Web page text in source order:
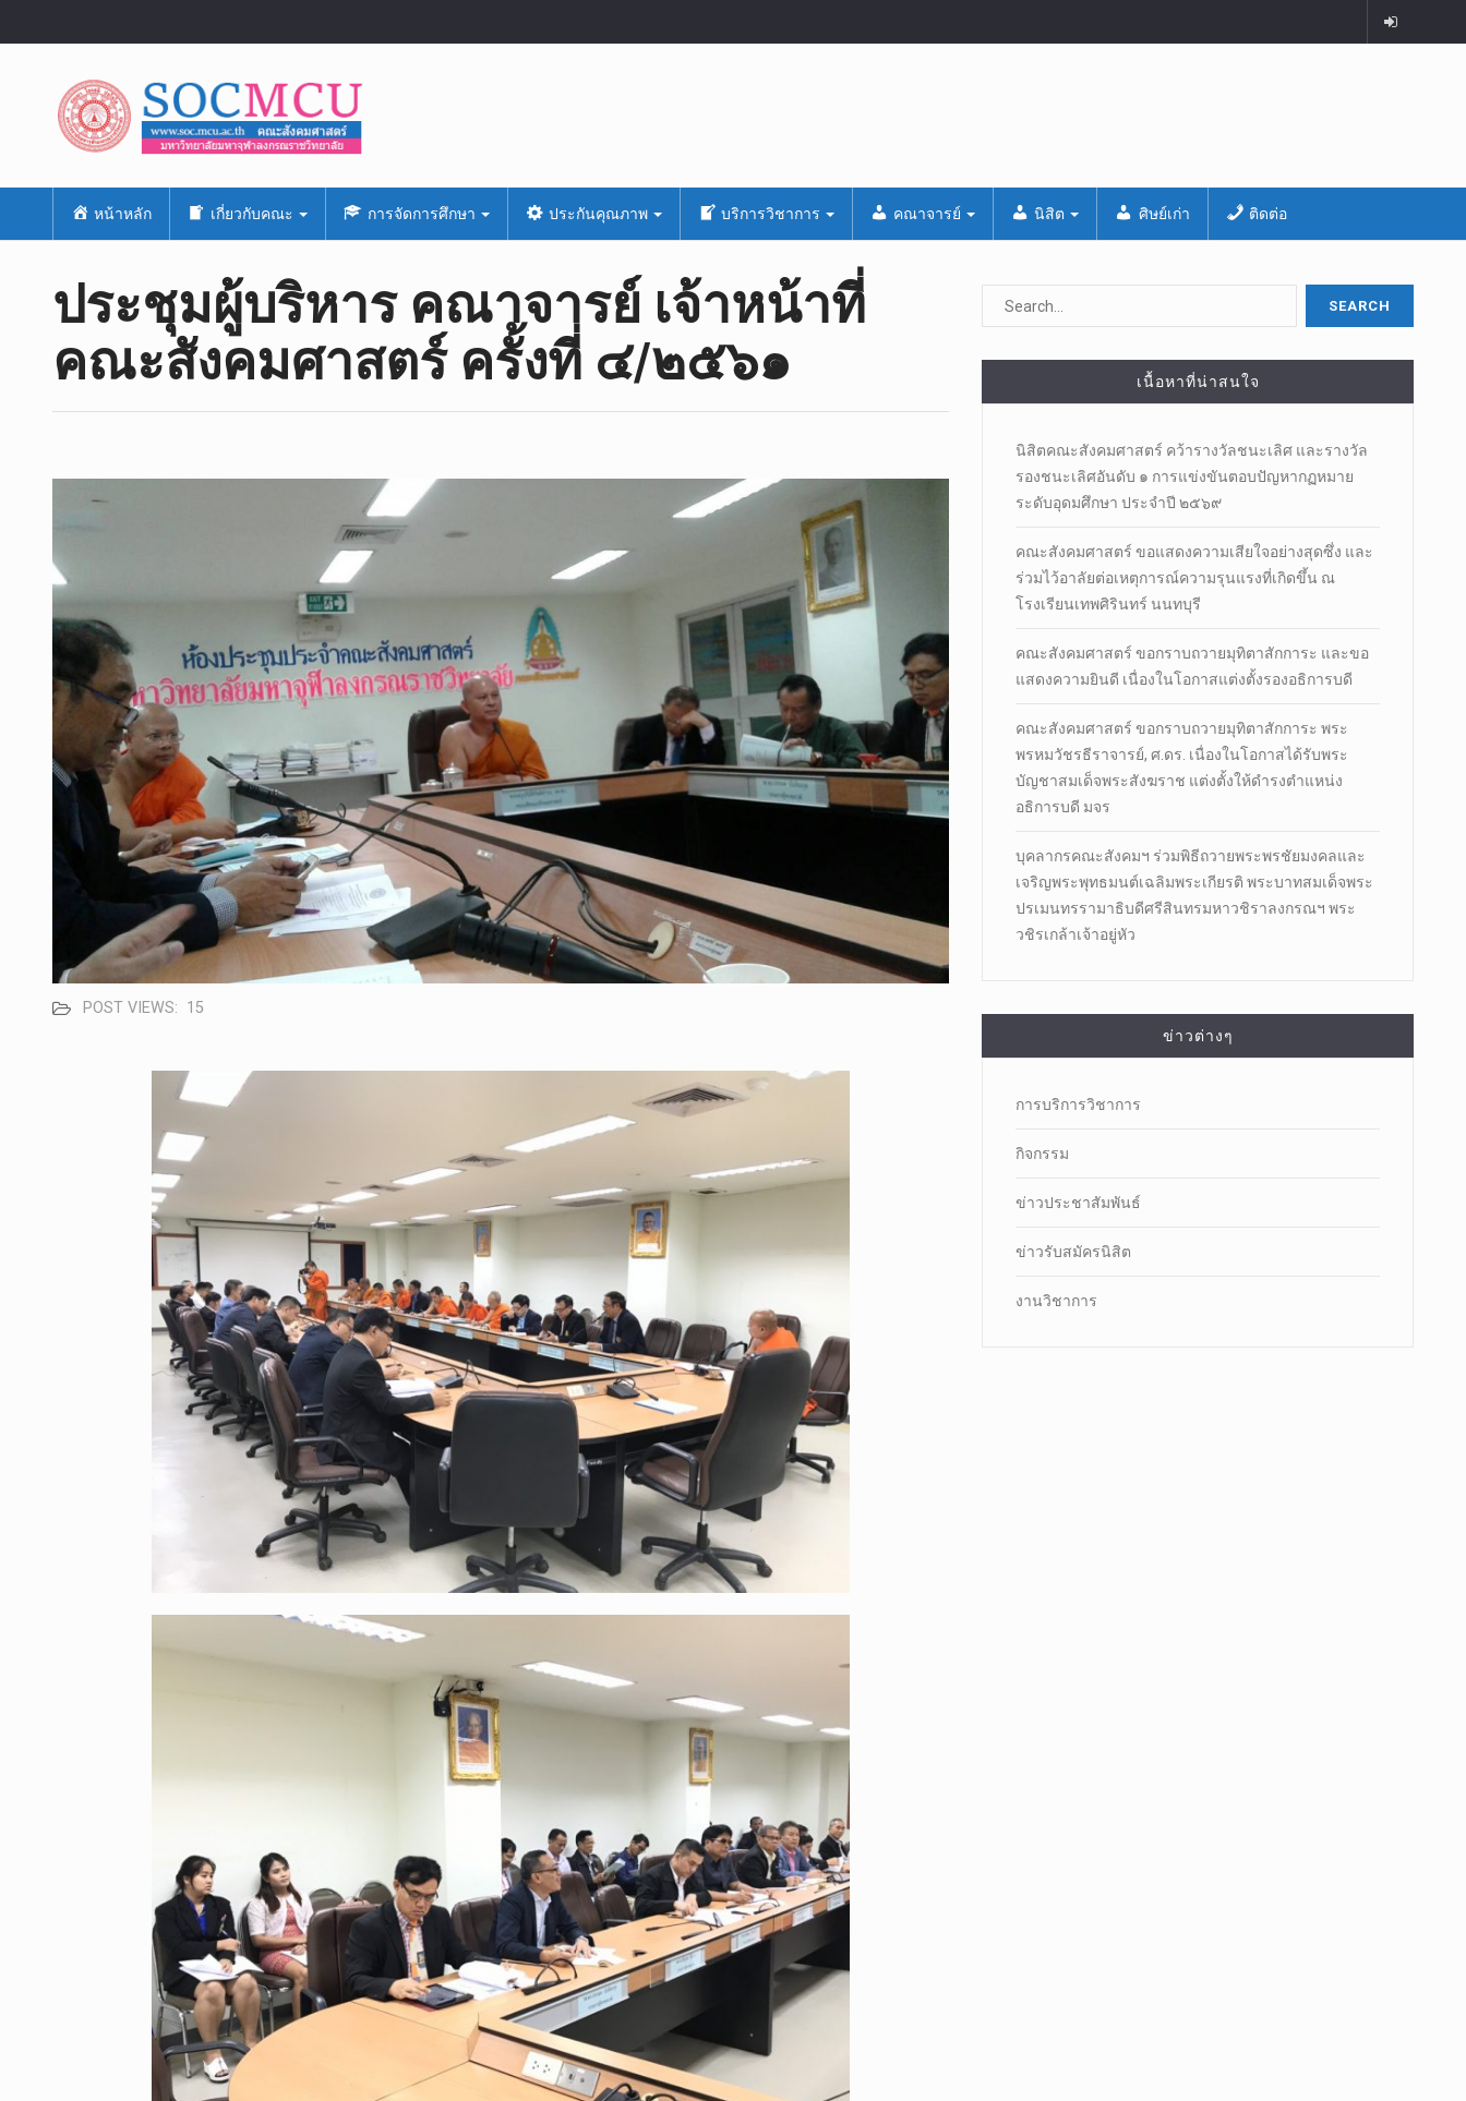
หน้าหลัก เกี่ยวกับคณะ การจัดการศึกษา ประกันคุณภาพ บริการวิชาการ คณาจารย์ นิสิต ศิษย์เก่า ติดต่อ
ประชุมผู้บริหาร คณาจารย์ เจ้าหน้าที่
คณะสังคมศาสตร์ ครั้งที่ ๔/๒๕๖๑
POST VIEWS: 15
เนื้อหาที่น่าสนใจ
นิสิตคณะสังคมศาสตร์​ คว้ารางวัลชนะเลิศ และรางวัล
รองชนะเลิศอันดับ ๑ การแข่งขันตอบปัญหากฏหมาย
ระดับอุดมศึกษา ประจำปี ๒๕๖๙
คณะสังคมศาสตร์ ขอแสดงความเสียใจอย่างสุดซึ่ง และ
ร่วมไว้อาลัยต่อเหตุการณ์ความรุนแรงที่เกิดขึ้น ณ
โรงเรียนเทพศิรินทร์ นนทบุรี
คณะสังคมศาสตร์ ขอกราบถวายมุทิตาสักการะ และขอ
แสดงความยินดี เนื่องในโอกาสแต่งตั้งรองอธิการบดี
คณะสังคมศาสตร์ ขอกราบถวายมุทิตาสักการะ พระ
พรหมวัชรธีราจารย์, ศ.ดร. เนื่องในโอกาสได้รับพระ
บัญชาสมเด็จพระสังฆราช แต่งตั้งให้ดำรงตำแหน่ง
อธิการบดี มจร
บุคลากรคณะสังคมฯ ร่วมพิธีถวายพระพรชัยมงคลและ
เจริญพระพุทธมนต์เฉลิมพระเกียรติ พระบาทสมเด็จพระ
ปรเมนทรรามาธิบดีศรีสินทรมหาวชิราลงกรณฯ พระ
วชิรเกล้าเจ้าอยู่หัว
ข่าวต่างๆ
การบริการวิชาการ
กิจกรรม
ข่าวประชาสัมพันธ์
ข่าวรับสมัครนิสิต
งานวิชาการ